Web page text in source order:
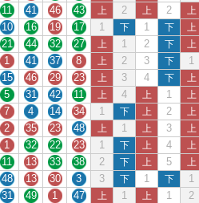
11 41 46 43 上 2 上 2 上
10 16 19 17 1 下 1 下 上
21 44 32 27 上 1 2 下 上
1 41 37 8 上 2 3 下
1
15 46 29 23 上 3 4 下 上
5 31 42 11 上 4 上 1 上
7 4 14 34 1 下 上 2 上
2 35 23 48 上 1 上 3 上
1 32 22 23 1 下 上 4 上
11 13 33 38 2 下 上 5 上
48 13 30 3 3 下 1 下
1
31 49 1 47 上 1 上 1
2